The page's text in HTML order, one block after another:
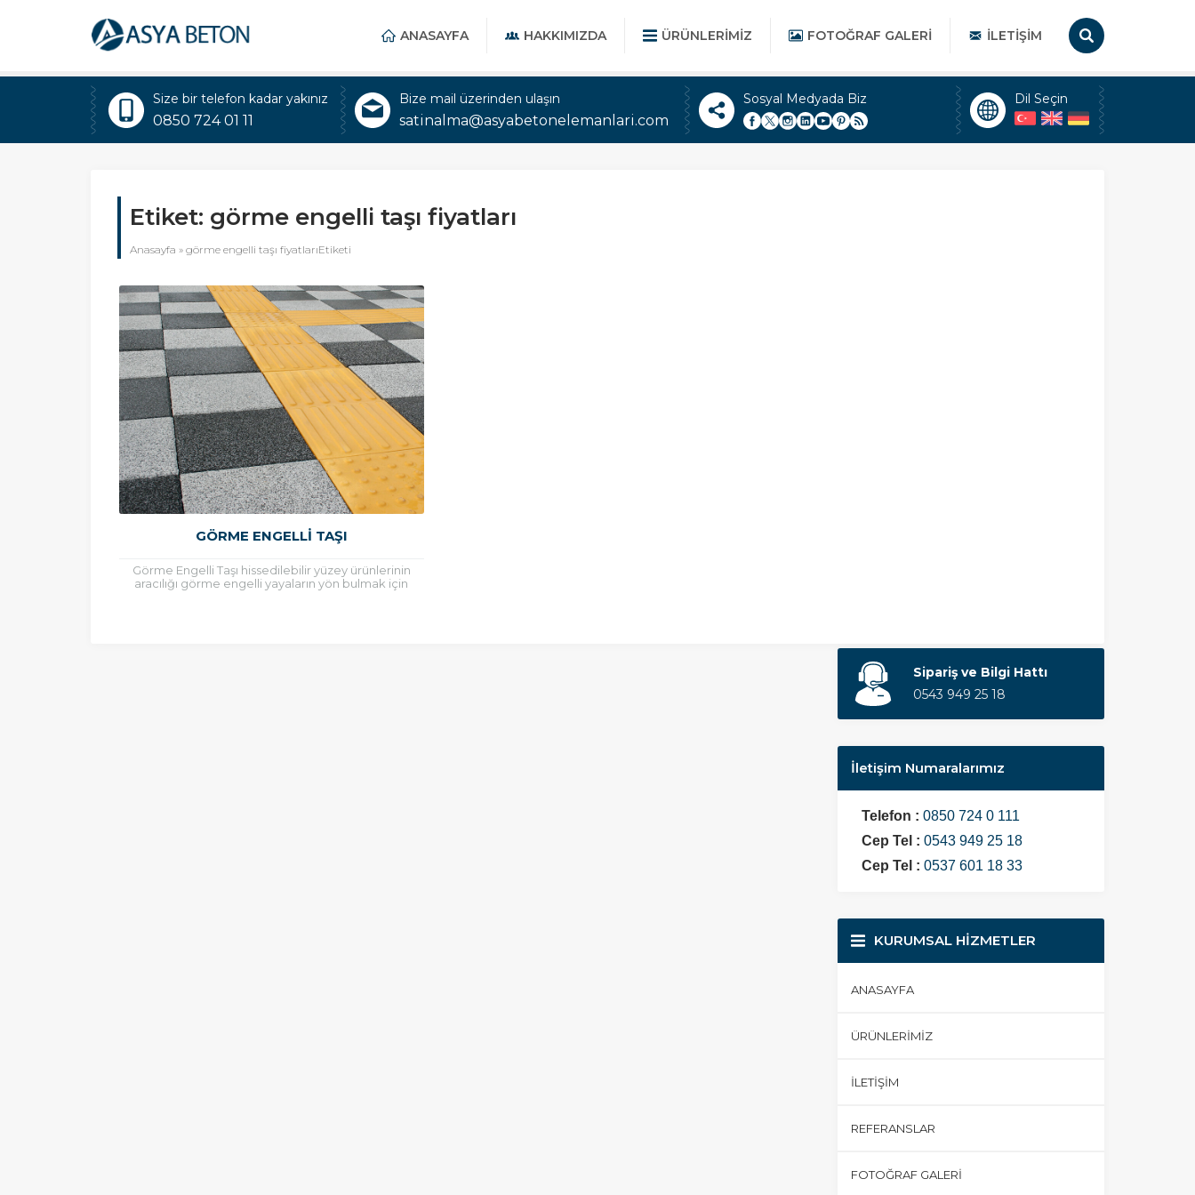
ANASAYFA HAKKIMIZDA ÜRÜNLERIMIZ FOTOĞRAF GALERI İLETIŞIM
Size bir telefon kadar yakınız
0850 724 01 11
Bize mail üzerinden ulaşın
satinalma@asyabetonelemanlari.com
Sosyal Medyada Biz Dil Seçin
Etiket: görme engelli taşı fiyatları
Anasayfa » görme engelli taşı fiyatlarıEtiketi
GÖRME ENGELLI TAŞI
Görme Engelli Taşı hissedilebilir yüzey ürünlerinin
aracılığı görme engelli yayaların yön bulmak için
Sipariş ve Bilgi Hattı
0543 949 25 18
İletişim Numaralarımız
Telefon : 0850 724 0 111
Cep Tel : 0543 949 25 18
Cep Tel : 0537 601 18 33
KURUMSAL HİZMETLER
ANASAYFA
ÜRÜNLERIMIZ
İLETIŞIM
REFERANSLAR
FOTOĞRAF GALERI